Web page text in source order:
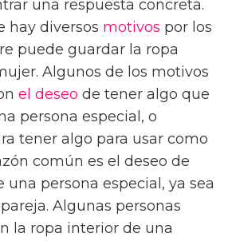
una respuesta concreta.
hay diversos motivos por los
puede guardar la ropa
Algunos de los motivos
el deseo de tener algo que
persona especial, o
tener algo para usar como
común es el deseo de
una persona especial, ya sea
Algunas personas
la ropa interior de una